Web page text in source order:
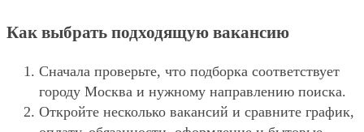
Как выбрать подходящую вакансию
Сначала проверьте, что подборка соответствует
городу Москва и нужному направлению поиска.
Откройте несколько вакансий и сравните график,